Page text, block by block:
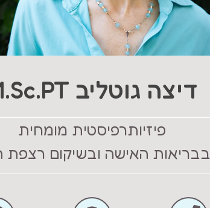
דיצה גוטליב M.Sc.PT
פיזיותרפיסטית מומחית
בבריאות האישה ובשיקום רצפת